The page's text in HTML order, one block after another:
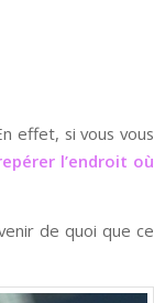
effet, si vous vous
l’endroit où
de quoi que ce